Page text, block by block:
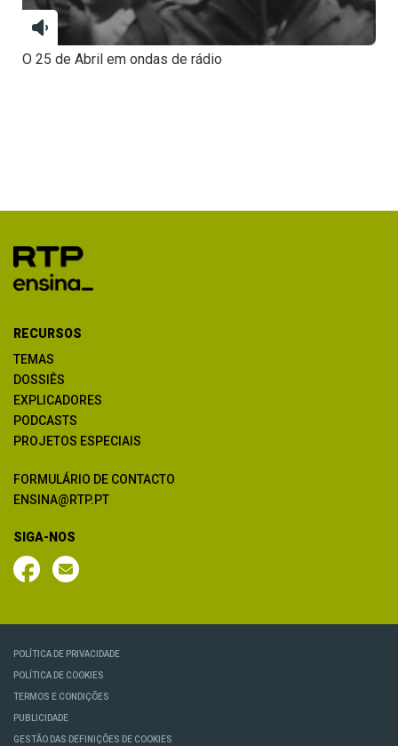
O 25 de Abril em ondas de rádio
RECURSOS
TEMAS
DOSSIÊS
EXPLICADORES
PODCASTS
PROJETOS ESPECIAIS
FORMULÁRIO DE CONTACTO
ENSINA@RTP.PT
SIGA-NOS
POLÍTICA DE PRIVACIDADE
POLÍTICA DE COOKIES
TERMOS E CONDIÇÕES
PUBLICIDADE
GESTÃO DAS DEFINIÇÕES DE COOKIES